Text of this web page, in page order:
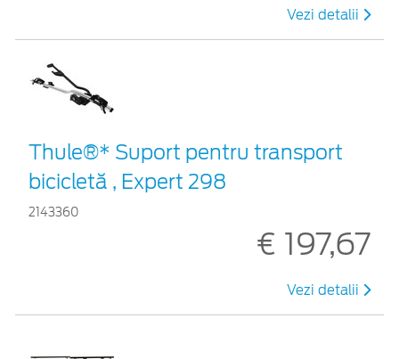
Vezi detalii
Thule®* Suport pentru transport
bicicletă , Expert 298
2143360
€ 197,67
Vezi detalii